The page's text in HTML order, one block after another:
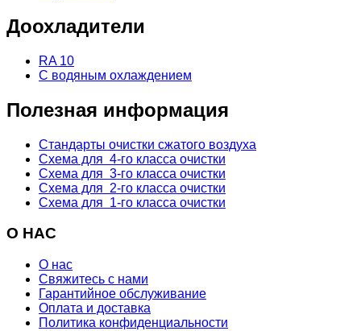
Доохладители
RA 10
С водяным охлаждением
Полезная информация
Стандарты очистки сжатого воздуха
Схема для 4-го класса очистки
Схема для 3-го класса очистки
Схема для 2-го класса очистки
Схема для 1-го класса очистки
О НАС
О нас
Свяжитесь с нами
Гарантийное обслуживание
Оплата и доставка
Политика конфиденциальности